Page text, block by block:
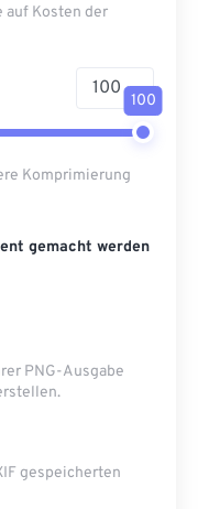
auf Kosten der
100
Komprimierung
gemacht werden
PNG-Ausgabe
​​gespeicherten